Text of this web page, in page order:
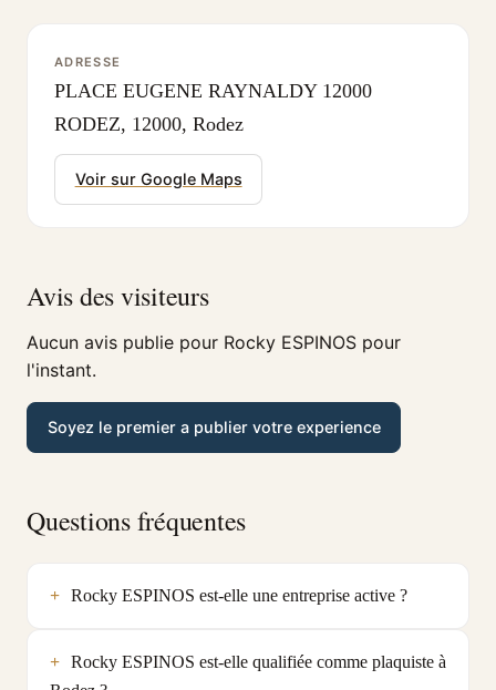
ADRESSE
PLACE EUGENE RAYNALDY 12000
RODEZ, 12000, Rodez
Voir sur Google Maps
Avis des visiteurs
Aucun avis publie pour Rocky ESPINOS pour
l'instant.
Soyez le premier a publier votre experience
Questions fréquentes
Rocky ESPINOS est-elle une entreprise active ?
Rocky ESPINOS est-elle qualifiée comme plaquiste à